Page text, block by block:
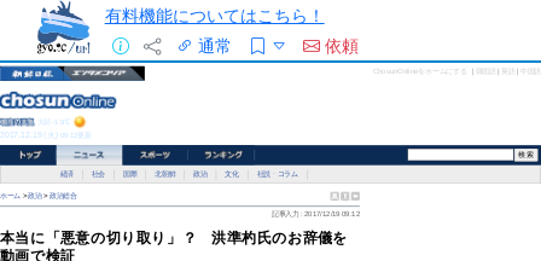
有料機能についてはこちら！
通常
依頼